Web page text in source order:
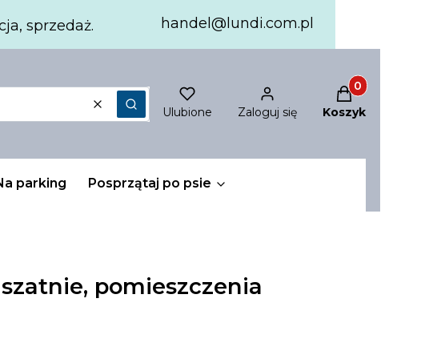
sprzedaż. handel@lundi.com.pl
WyczyśćSzukajUlubione Zaloguj się
Produkty w
Koszyk
parking Posprzątaj po psie
pomieszczenia